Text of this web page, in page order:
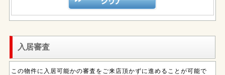
入居審査
この物件に入居可能かの審査をご来店頂かずに進めることが可能で